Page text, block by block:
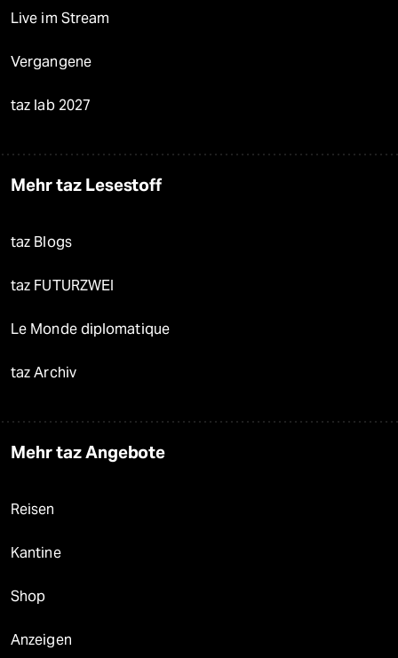
Live im Stream
Vergangene
taz lab 2027
Mehr taz Lesestoff
taz Blogs
taz FUTURZWEI
Le Monde diplomatique
taz Archiv
Mehr taz Angebote
Reisen
Kantine
Shop
Anzeigen